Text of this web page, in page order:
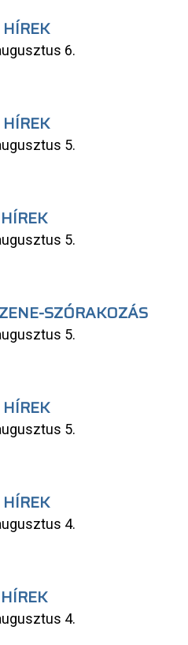
6.
5.
5.
SZÓRAKOZÁS
5.
5.
4.
4.